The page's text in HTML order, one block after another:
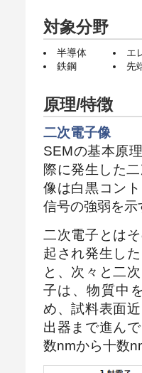
対象分野
半導体
エ
鉄鋼
先
原理/特徴
二次電子像
SEMの基本原
際に発生した
像は白黒コン
信号の強弱を
二次電子とは
起され発生し
と、次々と二
子は、物質中
め、試料表面
出器まで進ん
数nmから十数